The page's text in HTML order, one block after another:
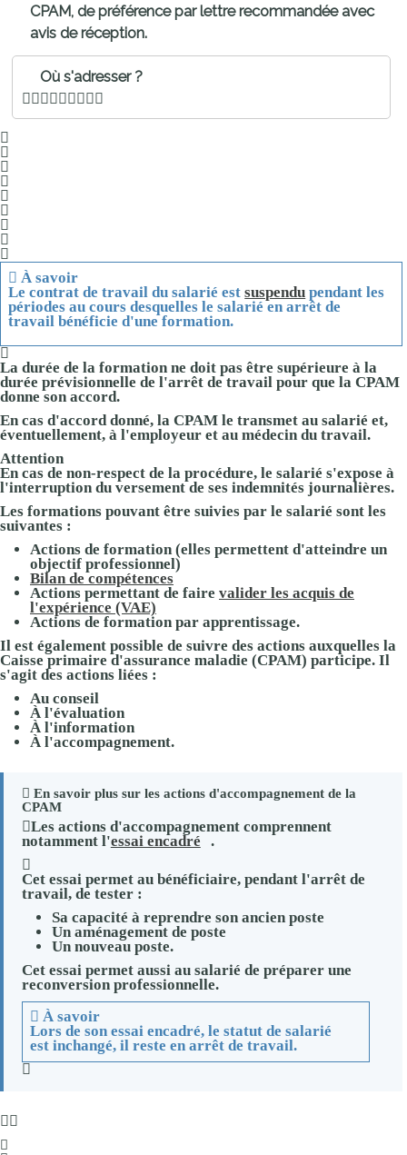
CPAM, de préférence par lettre recommandée avec
avis de réception.
Où s'adresser ?
À savoir
Le contrat de travail du salarié estsuspendu pendant les
périodes au cours desquelles le salarié en arrêt de
travail bénéficie d'une formation.
La durée de la formation ne doit pas être supérieure à la
durée prévisionnelle de l'arrêt de travail pour que la CPAM
donne son accord.
En cas d'accord donné, la CPAM le transmet au salarié et,
éventuellement, à l'employeur et au médecin du travail.
Attention
En cas de non-respect de la procédure, le salarié s'expose à
l'interruption du versement de ses indemnités journalières.
Les formations pouvant être suivies par le salarié sont les
suivantes :
Actions de formation (elles permettent d'atteindre un
objectif professionnel)
Bilan de compétences
Actions permettant de faire valider les acquis de
l'expérience (VAE)
Actions de formation par apprentissage.
Il est également possible de suivre des actions auxquelles la
Caisse primaire d'assurance maladie (CPAM) participe. Il
s'agit des actions liées :
Au conseil
À l'évaluation
À l'information
À l'accompagnement.
En savoir plus sur les actions d'accompagnement de la
CPAM
Les actions d'accompagnement comprennent
notammentl'essai encadré .
Cet essai permet au bénéficiaire, pendant l'arrêt de
travail, de tester :
Sa capacité à reprendre son ancien poste
Un aménagement de poste
Un nouveau poste.
Cet essai permet aussi au salarié de préparer une
reconversion professionnelle.
À savoir
Lors de son essai encadré, le statut de salarié
est inchangé, il reste en arrêt de travail.